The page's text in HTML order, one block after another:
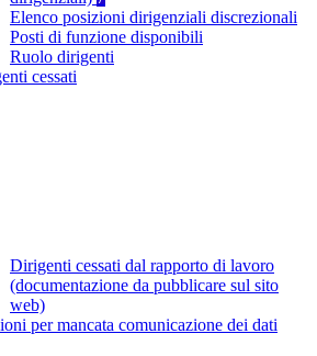
Elenco posizioni dirigenziali discrezionali
Posti di funzione disponibili
Ruolo dirigenti
cessati
Dirigenti cessati dal rapporto di lavoro
(documentazione da pubblicare sul sito
web)
per mancata comunicazione dei dati